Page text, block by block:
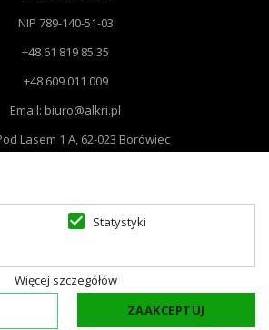
NIP 789-140-51-03
+48 61 819 85 35
+48 609 011 009
Email: biuro@alkri.pl
Lasem 1 A, 62-023 Borówiec
Statystyki
Więcej szczegółów
ZAAKCEPTUJ
Marzeń | Powered by